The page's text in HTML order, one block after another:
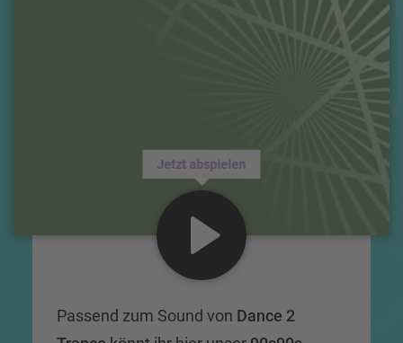
Jetzt abspielen
Passend zum Sound von Dance 2